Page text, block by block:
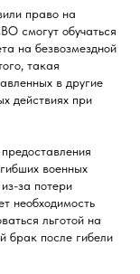
право на
смогут обучаться
на безвозмездной
такая
в другие
действиях при
военных
за потери
необходимость
льготой на
брак после гибели